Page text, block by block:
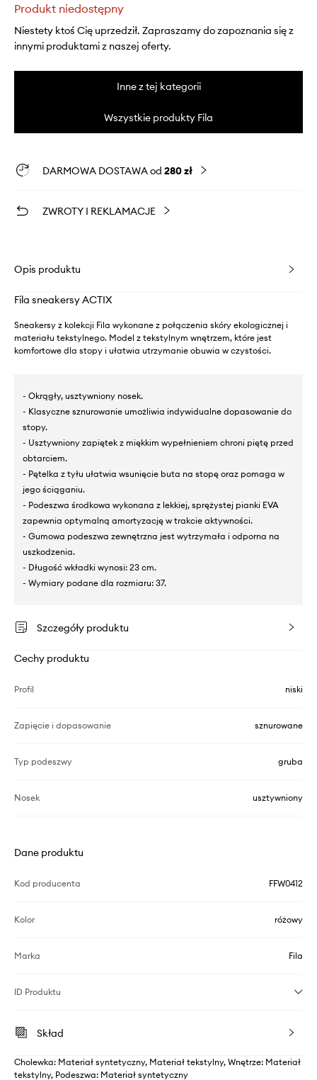
Produkt niedostępny
Niestety ktoś Cię uprzedził. Zapraszamy do zapoznania się z
innymi produktami z naszej oferty.
Inne z tej kategorii
Wszystkie produkty Fila
DARMOWA DOSTAWA od 280 zł
ZWROTY I REKLAMACJE
Opis produktu
Fila sneakersy ACTIX
Sneakersy z kolekcji Fila wykonane z połączenia skóry ekologicznej i
materiału tekstylnego. Model z tekstylnym wnętrzem, które jest
komfortowe dla stopy i ułatwia utrzymanie obuwia w czystości.
- Okrągły, usztywniony nosek.
- Klasyczne sznurowanie umożliwia indywidualne dopasowanie do
stopy.
- Usztywniony zapiętek z miękkim wypełnieniem chroni piętę przed
obtarciem.
- Pętelka z tyłu ułatwia wsunięcie buta na stopę oraz pomaga w
jego ściąganiu.
- Podeszwa środkowa wykonana z lekkiej, sprężystej pianki EVA
zapewnia optymalną amortyzację w trakcie aktywności.
- Gumowa podeszwa zewnętrzna jest wytrzymała i odporna na
uszkodzenia.
- Długość wkładki wynosi: 23 cm.
- Wymiary podane dla rozmiaru: 37.
Szczegóły produktu
Cechy produktu
Profil niski
Zapięcie i dopasowanie sznurowane
Typ podeszwy gruba
Nosek usztywniony
Dane produktu
Kod producenta FFW0412
Kolor różowy
Marka Fila
ID Produktu
Skład
Cholewka: Materiał syntetyczny, Materiał tekstylny, Wnętrze: Materiał
tekstylny, Podeszwa: Materiał syntetyczny